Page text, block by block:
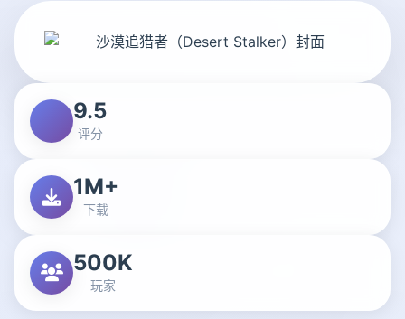
9.5
评分
1M+
下载
500K
玩家